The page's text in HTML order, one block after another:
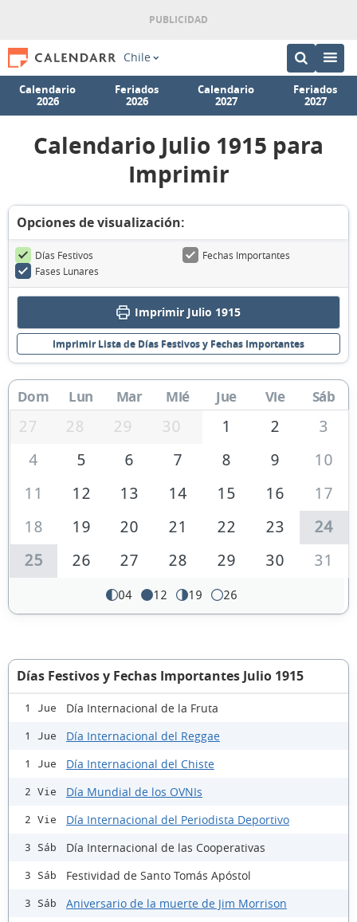
Chile
Calendario
2026
Feriados
2026
Calendario
2027
Feriados
2027
Calendario Julio 1915 para
Imprimir
Opciones de visualización:
Días Festivos
Fechas Importantes
Fases Lunares
Imprimir Julio 1915
Imprimir Lista de Días Festivos y Fechas Importantes
Dom Lun Mar Mié Jue Vie Sáb
27 28 29 30 1 2
3
4
5 6 7 8 9
10
11
12 13 14 15 16
17
18
19 20 21 22 23
24
25
26 27 28 29 30 31
04 12 19 26
Días Festivos y Fechas Importantes Julio 1915
1 Jue Día Internacional de la Fruta
1 Jue Día Internacional del Reggae
1 Jue Día Internacional del Chiste
2 Vie Día Mundial de los OVNIs
2 Vie Día Internacional del Periodista Deportivo
3 Sáb Día Internacional de las Cooperativas
3 Sáb Festividad de Santo Tomás Apóstol
3 Sáb Aniversario de la muerte de Jim Morrison